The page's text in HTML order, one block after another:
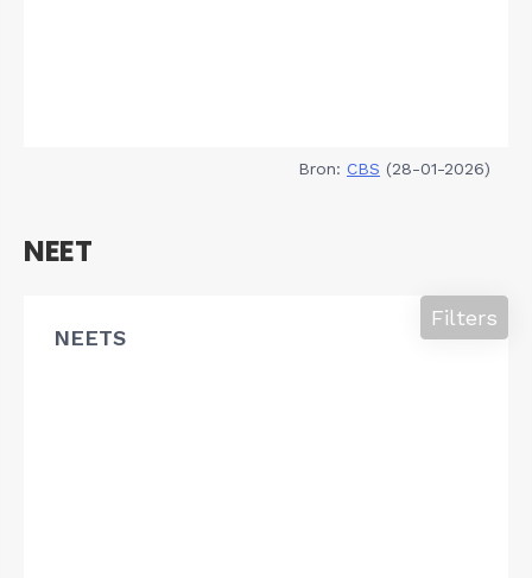
Bron: CBS (28-01-2026)
NEET
NEETS
Filters